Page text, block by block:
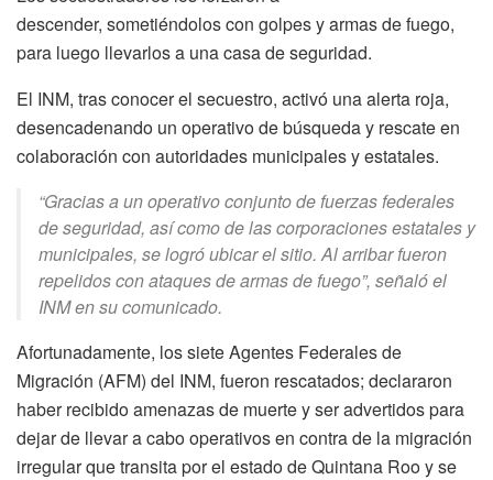
descender, sometiéndolos con golpes y armas de fuego,
para luego llevarlos a una casa de seguridad.
El INM, tras conocer el secuestro, activó una alerta roja,
desencadenando un operativo de búsqueda y rescate en
colaboración con autoridades municipales y estatales.
“Gracias a un operativo conjunto de fuerzas federales
de seguridad, así como de las corporaciones estatales y
municipales, se logró ubicar el sitio. Al arribar fueron
repelidos con ataques de armas de fuego”, señaló el
INM en su comunicado.
Afortunadamente, los siete Agentes Federales de
Migración (AFM) del INM, fueron rescatados; declararon
haber recibido amenazas de muerte y ser advertidos para
dejar de llevar a cabo operativos en contra de la migración
irregular que transita por el estado de Quintana Roo y se